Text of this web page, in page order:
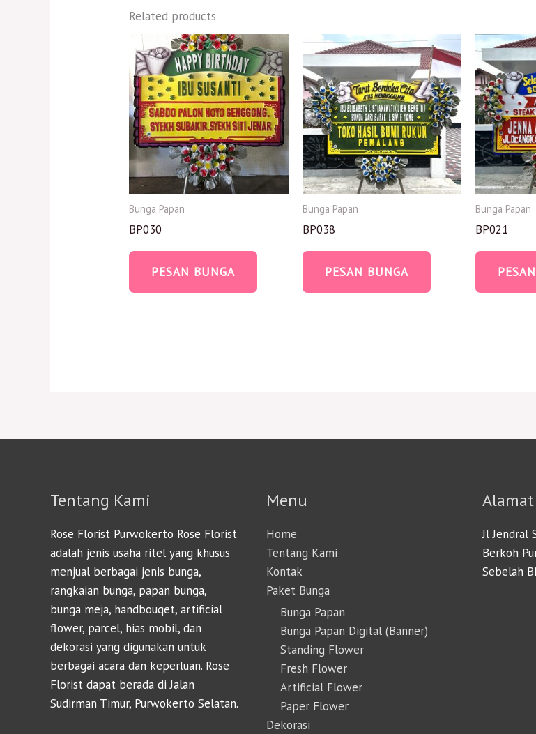
Related products
Bunga Papan
BP030
PESAN BUNGA
Bunga Papan
BP038
PESAN BUNGA
Bunga Papan
BP021
Tentang Kami
Rose Florist Purwokerto Rose Florist
adalah jenis usaha ritel yang khusus
menjual berbagai jenis bunga,
rangkaian bunga, papan bunga,
bunga meja, handbouqet, artificial
flower, parcel, hias mobil, dan
dekorasi yang digunakan untuk
berbagai acara dan keperluan. Rose
Florist dapat berada di Jalan
Sudirman Timur, Purwokerto Selatan.
Menu
Home
Tentang Kami
Kontak
Paket Bunga
Bunga Papan
Bunga Papan Digital (Banner)
Standing Flower
Fresh Flower
Artificial Flower
Paper Flower
Dekorasi
Alamat
Jl Jendral
Berkoh
Sebelah